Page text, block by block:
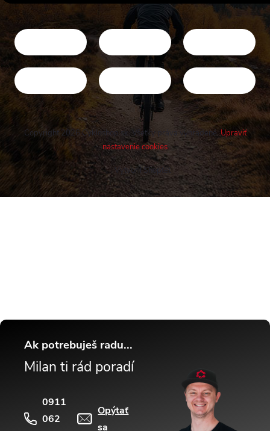
Vytvoril Shoptet
Copyright 2026 Cykloshop.sk. Všetky práva vyhradené.Upraviť
nastavenie cookies
Ak potrebuješ radu...
Milan ti rád poradí
0911
062
Opýtať
sa